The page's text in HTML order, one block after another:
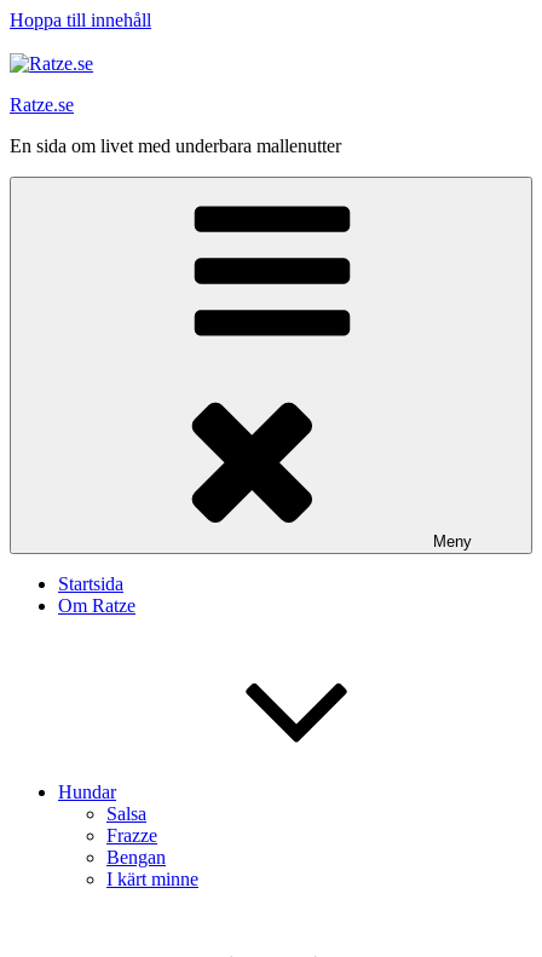
Hoppa till innehåll
Ratze.se
En sida om livet med underbara mallenutter
Meny
Startsida
Om Ratze
Hundar
Salsa
Frazze
Bengan
I kärt minne